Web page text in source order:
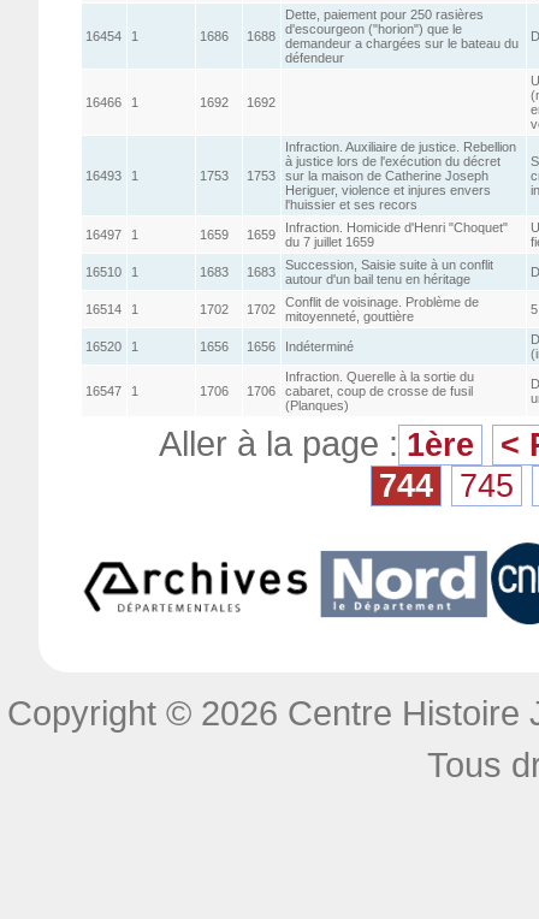
16454 1 1686 1688
Dette, paiement pour 250 rasières
d'escourgeon ("horion") que le
demandeur a chargées sur le bateau du
défendeur
16466 1 1692 1692
16493 1 1753 1753
Infraction. Auxiliaire de justice. Rebellion
à justice lors de l'exécution du décret
sur la maison de Catherine Joseph
Heriguer, violence et injures envers
l'huissier et ses recors
16497 1 1659 1659
Infraction. Homicide d'Henri "Choquet"
du 7 juillet 1659
16510 1 1683 1683
Succession, Saisie suite à un conflit
autour d'un bail tenu en héritage
16514 1 1702 1702
Conflit de voisinage. Problème de
mitoyenneté, gouttière
16520 1 1656 1656 Indéterminé
16547 1 1706 1706
Infraction. Querelle à la sortie du
cabaret, coup de crosse de fusil
(Planques)
Aller à la page : 1ère
<
744
745
Copyright © 2026 Centre Histoire
Tous